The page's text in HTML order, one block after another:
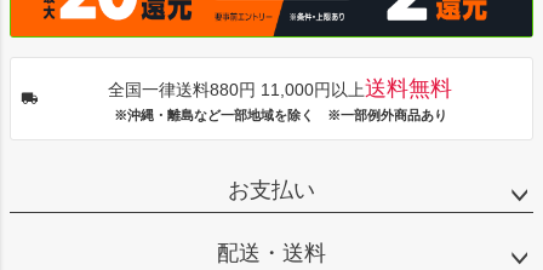
全国一律送料880円 11,000円以上送料無料
※沖縄・離島など一部地域を除く ※一部例外商品あり
お支払い
配送・送料